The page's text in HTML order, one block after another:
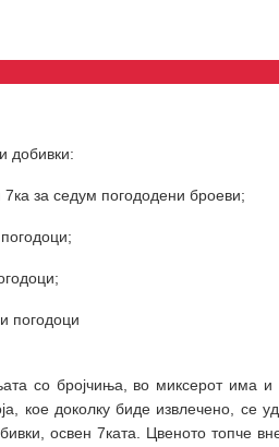
добивки:
за седум погододени броеви;
погодоци
со бројчиња, во миксерот има и
кое доколку биде извлечено, се
освен 7ката. Цвеното топче